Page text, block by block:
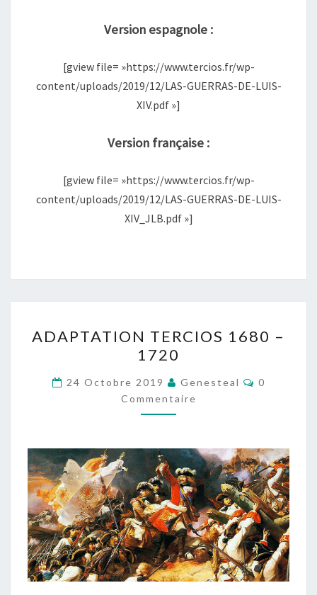
SEPTIMOGRADO
ESPAGNOL
ET
EN
Version espagnole :
[gview file= »https://www.tercios.fr/wp-
content/uploads/2019/12/LAS-GUERRAS-DE-LUIS-
XIV.pdf »]
Version française :
[gview file= »https://www.tercios.fr/wp-
content/uploads/2019/12/LAS-GUERRAS-DE-LUIS-
XIV_JLB.pdf »]
TERCIOS
1680
–
1720
ADAPTATION TERCIOS 1680 –
1720
24 Octobre 2019 Genesteal
0
Commentaire